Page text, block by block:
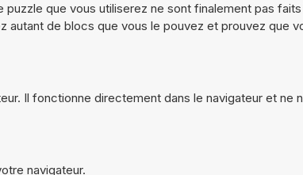
que vous utiliserez ne sont finalement pas
de blocs que vous le pouvez et prouvez que
Il fonctionne directement dans le navigateur et ne
navigateur.